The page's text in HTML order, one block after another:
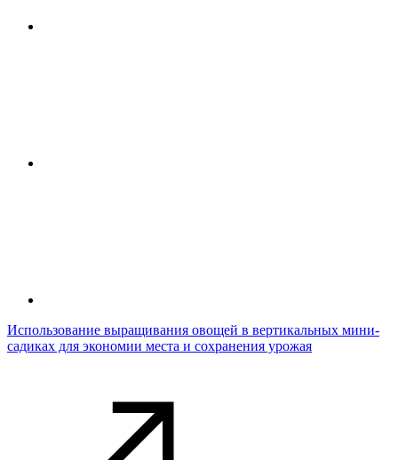
Использование выращивания овощей в вертикальных мини-
садиках для экономии места и сохранения урожая